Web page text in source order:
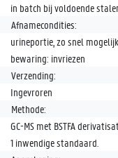
in batch bij voldoende
Afnamecondities:
urineportie, zo snel
bewaring: invriezen
Verzending:
Ingevroren
Methode:
GC-MS met BSTFA
1 inwendige standaard.